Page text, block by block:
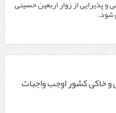
و پذیرایی از زوار اربعین حسینی
شود.
و خاکی کشور اوجب واجبات